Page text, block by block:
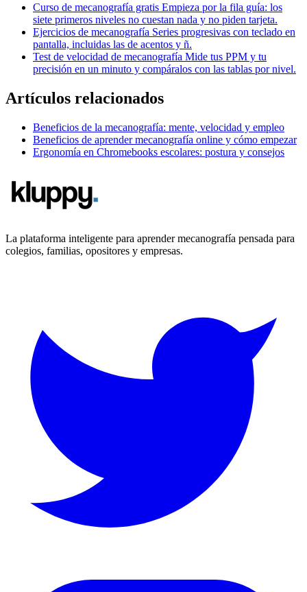
Curso de mecanografía gratis Empieza por la fila guía: los
siete primeros niveles no cuestan nada y no piden tarjeta.
Ejercicios de mecanografía Series progresivas con teclado en
pantalla, incluidas las de acentos y ñ.
Test de velocidad de mecanografía Mide tus PPM y tu
precisión en un minuto y compáralos con las tablas por nivel.
Artículos relacionados
Beneficios de la mecanografía: mente, velocidad y empleo
Beneficios de aprender mecanografía online y cómo empezar
Ergonomía en Chromebooks escolares: postura y consejos
La plataforma inteligente para aprender mecanografía pensada para
colegios, familias, opositores y empresas.